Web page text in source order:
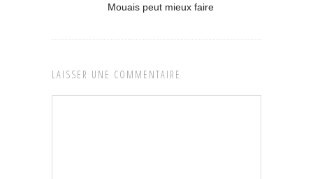
Mouais peut mieux faire
LAISSER UNE COMMENTAIRE